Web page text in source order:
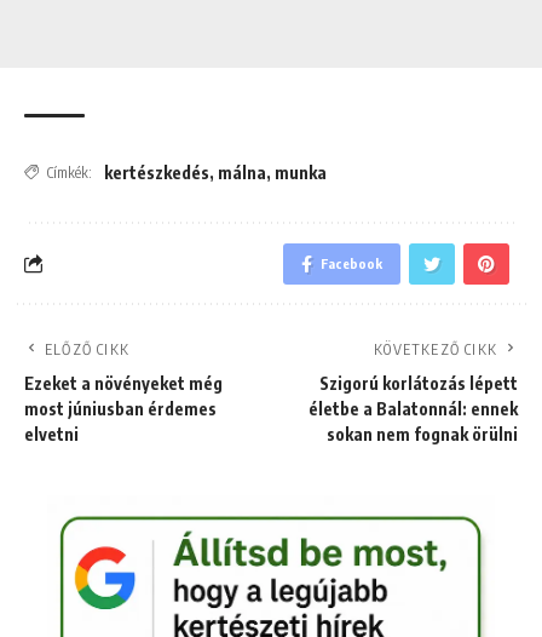
Címkék: kertészkedés, málna, munka
Facebook
ELŐZŐ CIKK
Ezeket a növényeket még
most júniusban érdemes
elvetni
KÖVETKEZŐ CIKK
Szigorú korlátozás lépett
életbe a Balatonnál: ennek
sokan nem fognak örülni